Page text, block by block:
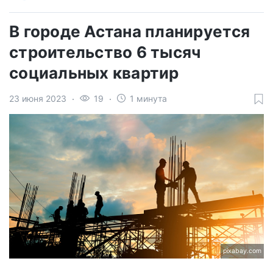
В городе Астана планируется
строительство 6 тысяч
социальных квартир
23 июня 2023 19 1 минута
pixabay.com